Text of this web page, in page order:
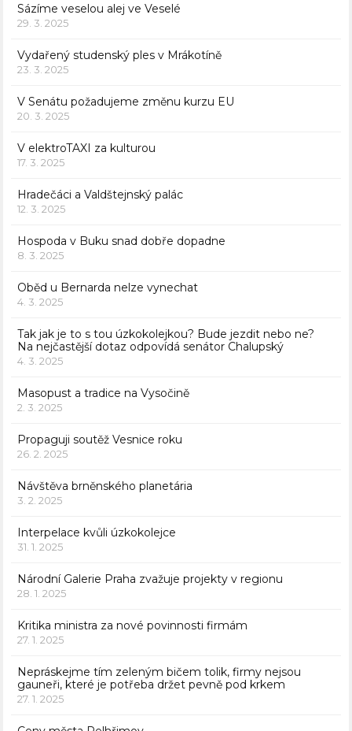
Sázíme veselou alej ve Veselé
29. 3. 2025
Vydařený studenský ples v Mrákotíně
23. 3. 2025
V Senátu požadujeme změnu kurzu EU
20. 3. 2025
V elektroTAXI za kulturou
17. 3. 2025
Hradečáci a Valdštejnský palác
12. 3. 2025
Hospoda v Buku snad dobře dopadne
8. 3. 2025
Oběd u Bernarda nelze vynechat
4. 3. 2025
Tak jak je to s tou úzkokolejkou? Bude jezdit nebo ne?
Na nejčastější dotaz odpovídá senátor Chalupský
4. 3. 2025
Masopust a tradice na Vysočině
2. 3. 2025
Propaguji soutěž Vesnice roku
26. 2. 2025
Návštěva brněnského planetária
3. 2. 2025
Interpelace kvůli úzkokolejce
31. 1. 2025
Národní Galerie Praha zvažuje projekty v regionu
28. 1. 2025
Kritika ministra za nové povinnosti firmám
27. 1. 2025
Nepráskejme tím zeleným bičem tolik, firmy nejsou
gauneři, které je potřeba držet pevně pod krkem
27. 1. 2025